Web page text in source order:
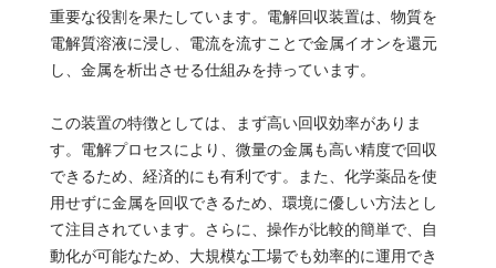
重要な役割を果たしています。電解回収装置は、物質を
電解質溶液に浸し、電流を流すことで金属イオンを還元
し、金属を析出させる仕組みを持っています。
この装置の特徴としては、まず高い回収効率がありま
す。電解プロセスにより、微量の金属も高い精度で回収
できるため、経済的にも有利です。また、化学薬品を使
用せずに金属を回収できるため、環境に優しい方法とし
て注目されています。さらに、操作が比較的簡単で、自
動化が可能なため、大規模な工場でも効率的に運用でき